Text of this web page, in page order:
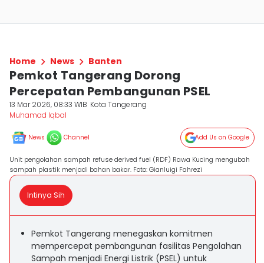
Home News Banten
Pemkot Tangerang Dorong
Percepatan Pembangunan PSEL
13 Mar 2026, 08:33 WIB Kota Tangerang
Muhamad Iqbal
News Channel Add Us on Google
Unit pengolahan sampah refuse derived fuel (RDF) Rawa Kucing mengubah
sampah plastik menjadi bahan bakar. Foto: Gianluigi Fahrezi
Intinya Sih
Pemkot Tangerang menegaskan komitmen
mempercepat pembangunan fasilitas Pengolahan
Sampah menjadi Energi Listrik (PSEL) untuk